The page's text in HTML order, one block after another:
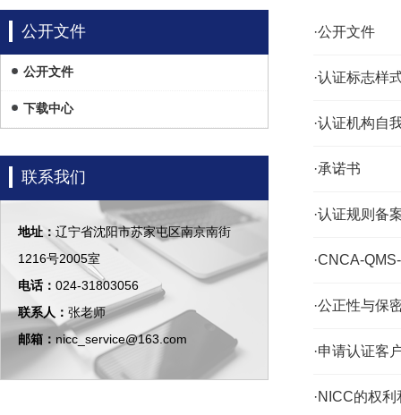
公开文件
公开文件
下载中心
联系我们
地址： 辽宁省沈阳市苏家屯区南京南街
1216号2005室
电话： 024-31803056
联系人： 张老师
邮箱： nicc_service@163.com
·公开文件
·认证标志样
·认证机构自
·承诺书
·认证规则备
·CNCA-
·公正性与保
·申请认证客
·NICC的权